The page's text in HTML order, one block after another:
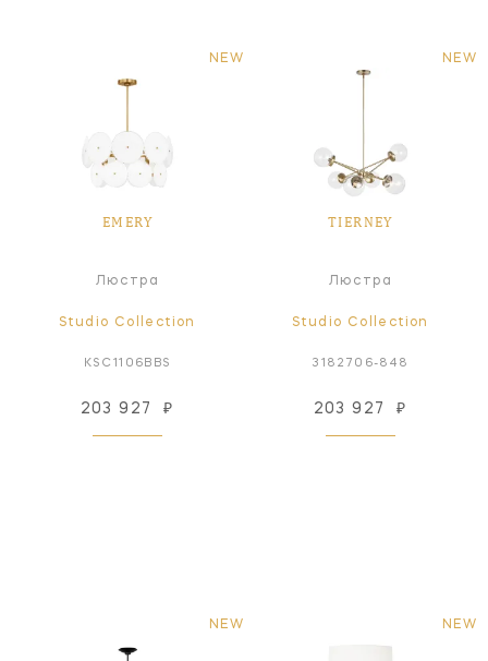
NEW
EMERY
Люстра
Studio Collection
KSC1106BBS
203 927 ₽
NEW
TIERNEY
Люстра
Studio Collection
3182706-848
203 927 ₽
NEW NEW